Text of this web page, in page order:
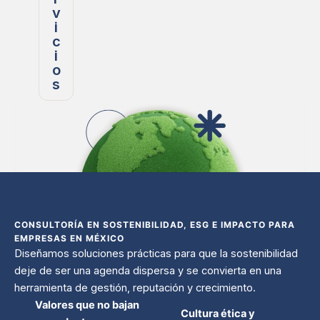
v
i
c
i
o
s
CONSULTORÍA EN SOSTENIBILIDAD, ESG E IMPACTO PARA
EMPRESAS EN MÉXICO
Diseñamos soluciones prácticas para que la sostenibilidad
deje de ser una agenda dispersa y se convierta en una
herramienta de gestión, reputación y crecimiento.
Valores que no bajan
Cultura ética y